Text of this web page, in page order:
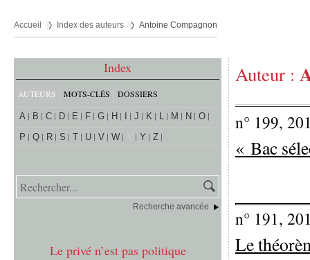
Accueil Index des auteurs Antoine Compagnon
Index
AUTEURS MOTS-CLÉS DOSSIERS
A B C D E F G H J K L M N
O
P
Q R S T U V W Y Z
Recherche avancée
Le privé n’est pas politique
Auteur :
n° 199,
« Bac
n° 191,
Le